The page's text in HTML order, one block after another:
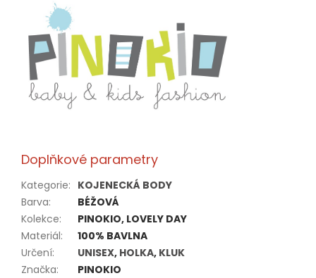
Doplňkové parametry
Kategorie: KOJENECKÁ BODY
Barva:
BÉŽOVÁ
Kolekce:
PINOKIO, LOVELY DAY
Materiál:
100% BAVLNA
Určení: UNISEX, HOLKA, KLUK
Značka: PINOKIO